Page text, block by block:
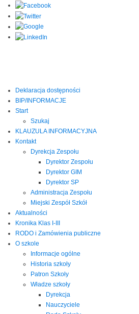
Deklaracja dostępności
BIP/INFORMACJE
Start
Szukaj
KLAUZULA INFORMACYJNA
Kontakt
Dyrekcja Zespołu
Dyrektor Zespołu
Dyrektor GIM
Dyrektor SP
Administracja Zespołu
Miejski Zespół Szkół
Aktualności
Kronika Klas I-III
RODO i Zamówienia publiczne
O szkole
Informacje ogólne
Historia szkoły
Patron Szkoły
Władze szkoły
Dyrekcja
Nauczyciele